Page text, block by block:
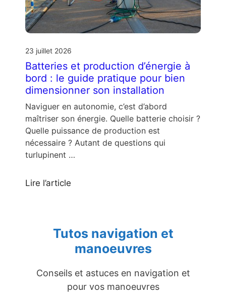
23 juillet 2026
Batteries et production d’énergie à
bord : le guide pratique pour bien
dimensionner son installation
Naviguer en autonomie, c’est d’abord
maîtriser son énergie. Quelle batterie choisir ?
Quelle puissance de production est
nécessaire ? Autant de questions qui
turlupinent …
Lire l’article
Tutos navigation et
manoeuvres
Conseils et astuces en navigation et
pour vos manoeuvres